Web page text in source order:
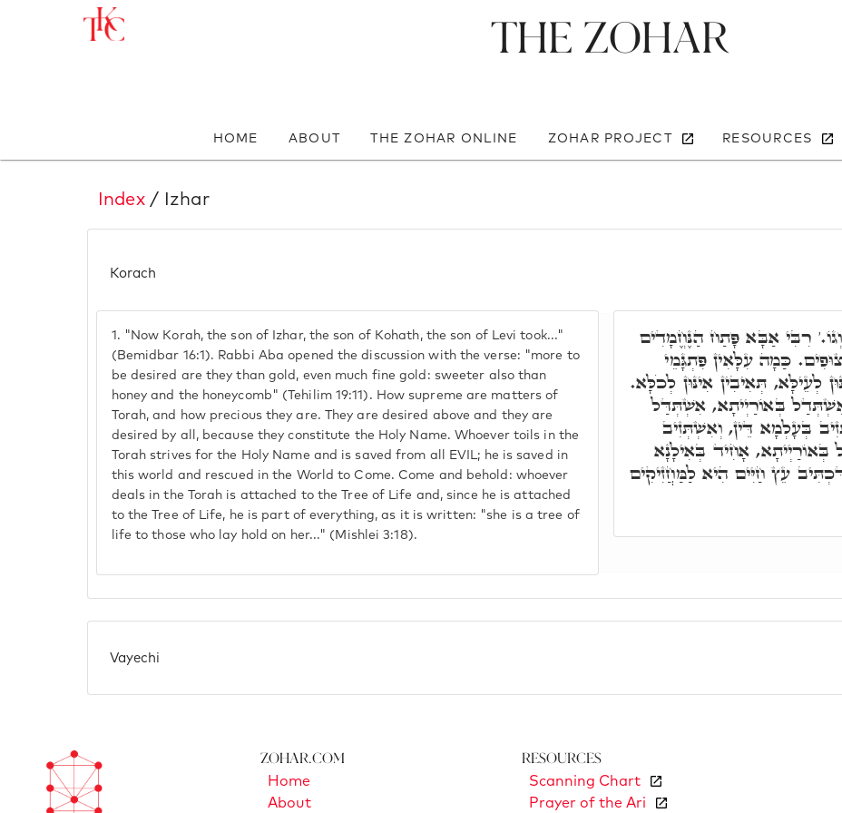
The Zohar
HOME ABOUT THE ZOHAR ONLINE ZOHAR PROJECT RESOURCES
Index/ Izhar
Korach
1. "Now Korah, the son of Izhar, the son of Kohath, the son of Levi took..."
(Bemidbar 16:1). Rabbi Aba opened the discussion with the verse: "more to
be desired are they than gold, even much fine gold: sweeter also than
honey and the honeycomb" (Tehilim 19:11). How supreme are matters of
Torah, and how precious they are. They are desired above and they are
desired by all, because they constitute the Holy Name. Whoever toils in the
Torah strives for the Holy Name and is saved from all EVIL; he is saved in
this world and rescued in the World to Come. Come and behold: whoever
deals in the Torah is attached to the Tree of Life and, since he is attached
to the Tree of Life, he is part of everything, as it is written: "she is a tree of
life to those who lay hold on her..." (Mishlei 3:18).
רִבִּי אַבָּא פָּתַח הַנֶּחֱמָדִים
כַּמָה עִלָּאִין פִּתְגָּמֵי
לְעֵילָּא, תְּאִיבִין אִינּוּן לְכֹלָּא.
בְּאוֹרַיְיתָא, אִשְׁתְּדַּל
בְּעָלְמָא דֵּין, וְאִשְׁתְּזִיב
אָחִיד בְּאִילָנָא
עֵץ חַיִּים הִיא לַמַּחֲזִיקִים
Vayechi
Zohar.com
Home
About
Resources
Scanning Chart
Prayer of the Ari